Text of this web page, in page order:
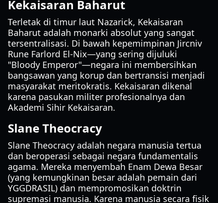
Kekaisaran Baharut
Terletak di timur laut Nazarick, Kekaisaran
Baharut adalah monarki absolut yang sangat
tersentralisasi. Di bawah kepemimpinan Jircniv
Rune Farlord El-Nix—yang sering dijuluki
"Bloody Emperor"—negara ini membersihkan
bangsawan yang korup dan bertransisi menjadi
masyarakat meritokratis. Kekaisaran dikenal
karena pasukan militer profesionalnya dan
Akademi Sihir Kekaisaran.
Slane Theocracy
Slane Theocracy adalah negara manusia tertua
dan beroperasi sebagai negara fundamentalis
agama. Mereka menyembah Enam Dewa Besar
(yang kemungkinan besar adalah pemain dari
YGGDRASIL) dan mempromosikan doktrin
supremasi manusia. Karena manusia secara fisik